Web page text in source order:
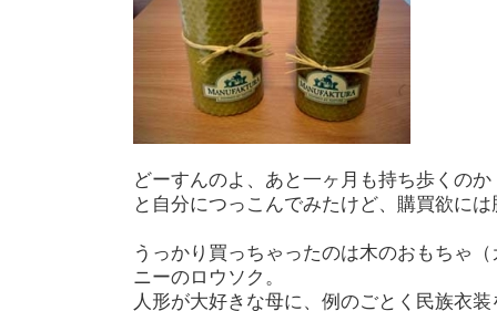
どーすんのよ、あと一ヶ月も持ち歩くのか
と自分につっこんでみたけど、購買欲に
うっかり買っちゃったのは木のおもちゃ
ニーのロウソク。
人形が大好きな母に、例のごとく民族衣